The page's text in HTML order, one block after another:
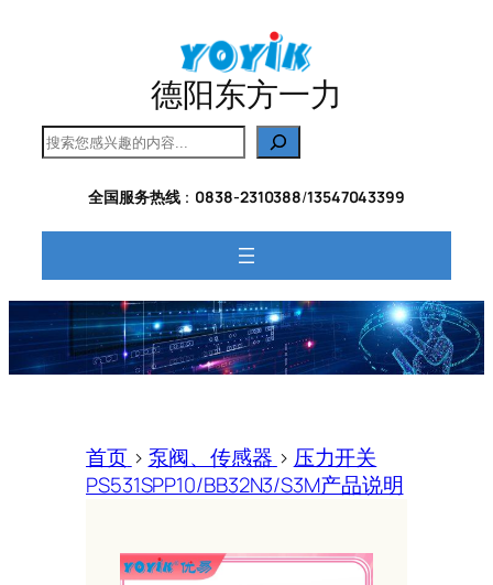
德阳东方一力
搜
索
全国服务热线： 0838-2310388/13547043399
首页 > 泵阀、传感器 > 压力开关
PS531SPP10/BB32N3/S3M产品说明